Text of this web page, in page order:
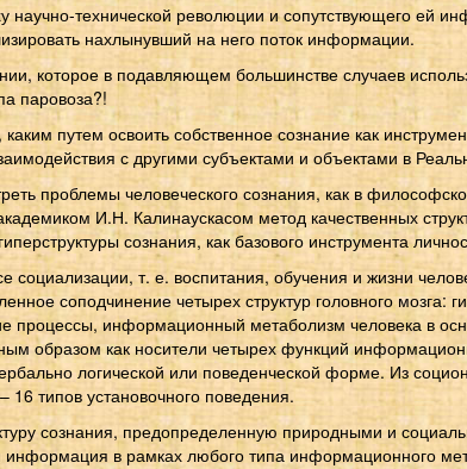
научно-технической революции и сопутствующего ей
нахлынувший на него поток информации.
которое в подавляющем большинстве случаев
паровоза?!
путем освоить собственное сознание как
с другими субъектами и объектами в
проблемы человеческого сознания, как в
И.Н. Калинаускасом метод качественных
сознания, как базового инструмента
т. е. воспитания, обучения и жизни
соподчинение четырех структур головного мозга:
процессы, информационный метаболизм человека в
образом как носители четырех функций
логической или поведенческой форме. Из
типов установочного поведения.
сознания, предопределенную природными и
в рамках любого типа информационного